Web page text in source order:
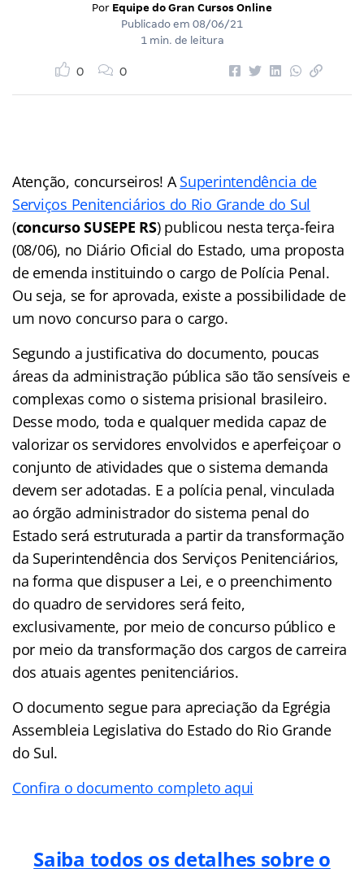
Por Equipe do Gran Cursos Online
Publicado em 08/06/21
1 min. de leitura
0 0
Atenção, concurseiros! ASuperintendência de
Serviços Penitenciários do Rio Grande do Sul
(concurso SUSEPE RS) publicou nesta terça-feira
(08/06), no Diário Oficial do Estado, uma proposta
de emenda instituindo o cargo de Polícia Penal.
Ou seja, se for aprovada, existe a possibilidade de
um novo concurso para o cargo.
Segundo a justificativa do documento, poucas
áreas da administração pública são tão sensíveis e
complexas como o sistema prisional brasileiro.
Desse modo, toda e qualquer medida capaz de
valorizar os servidores envolvidos e aperfeiçoar o
conjunto de atividades que o sistema demanda
devem ser adotadas. E a polícia penal, vinculada
ao órgão administrador do sistema penal do
Estado será estruturada a partir da transformação
da Superintendência dos Serviços Penitenciários,
na forma que dispuser a Lei, e o preenchimento
do quadro de servidores será feito,
exclusivamente, por meio de concurso público e
por meio da transformação dos cargos de carreira
dos atuais agentes penitenciários.
O documento segue para apreciação da Egrégia
Assembleia Legislativa do Estado do Rio Grande
do Sul.
Confira o documento completo aqui
Saiba todos os detalhes sobre o